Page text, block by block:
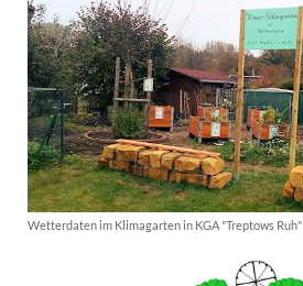
Wetterdaten im Klimagarten in KGA "Treptows Ruh"